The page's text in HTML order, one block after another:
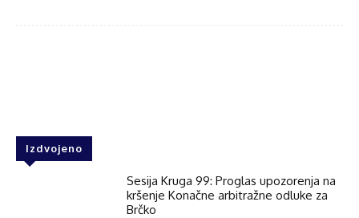
Izdvojeno
Sesija Kruga 99: Proglas upozorenja na
kršenje Konačne arbitražne odluke za
Brčko